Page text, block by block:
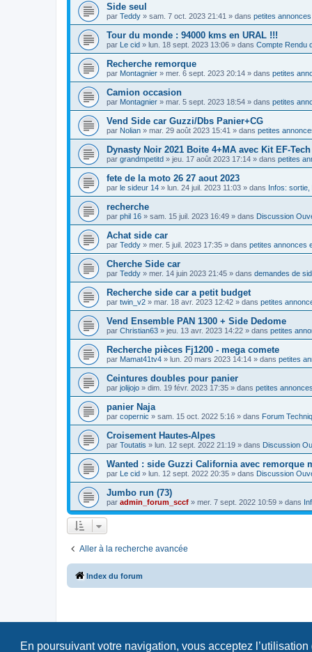
En poursuivant votre navigation, vous acceptez l’utilisation
Side seul
par Teddy » sam. 7 oct. 2023 21:41 » dans petites
Tour du monde : 94000 kms en URAL !!!
par Le cid » lun. 18 sept. 2023 13:06 » dans Compte Rendu
Recherche remorque
par Montagnier » mer. 6 sept. 2023 20:14 » dans petites
Camion occasion
par Montagnier » mar. 5 sept. 2023 18:54 » dans petites
Vend Side car Guzzi/Dbs Panier+CG
par Nolian » mar. 29 août 2023 15:41 » dans petites
Dynasty Noir 2021 Boite 4+MA avec Kit EF-
par grandmpetitd » jeu. 17 août 2023 17:14 » dans petites
fete de la moto 26 27 aout 2023
par le sideur 14 » lun. 24 juil. 2023 11:03 » dans Infos: sortie,
recherche
par phil 16 » sam. 15 juil. 2023 16:49 » dans Discussion
Achat side car
par Teddy » mer. 5 juil. 2023 17:35 » dans petites annonces
Cherche Side car
par Teddy » mer. 14 juin 2023 21:45 » dans demandes de
Recherche side car a petit budget
par twin_v2 » mar. 18 avr. 2023 12:42 » dans petites
Vend Ensemble PAN 1300 + Side Dedome
par Christian63 » jeu. 13 avr. 2023 14:22 » dans petites
Recherche pièces Fj1200 - mega comete
par Mamat41tv4 » lun. 20 mars 2023 14:14 » dans petites
Ceintures doubles pour panier
par jolijojo » dim. 19 févr. 2023 17:35 » dans petites
panier Naja
par copernic » sam. 15 oct. 2022 5:16 » dans Forum
Croisement Hautes-Alpes
par Toutatis » lun. 12 sept. 2022 21:19 » dans Discussion
Wanted : side Guzzi California avec remorque
par Le cid » lun. 12 sept. 2022 20:35 » dans Discussion
Jumbo run (73)
par admin_forum_sccf » mer. 7 sept. 2022 10:59 » dans
Aller à la recherche avancée
Index du forum